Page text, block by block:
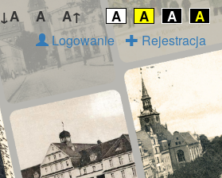
↓A A A↑ A A A A
Logowanie Rejestracja